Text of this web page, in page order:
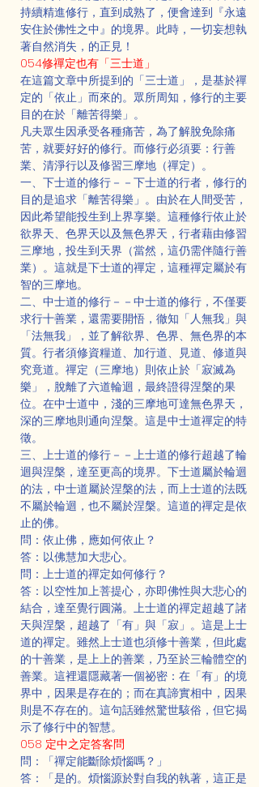
持續精進修行，直到成熟了，便會達到『永遠
安住於佛性之中』的境界。此時，一切妄想執
著自然消失，的正見！
054修禪定也有「三士道」
在這篇文章中所提到的「三士道」，是基於禪
定的「依止」而來的。眾所周知，修行的主要
目的在於「離苦得樂」。
凡夫眾生因承受各種痛苦，為了解脫免除痛
苦，就要好好的修行。而修行必須要：行善
業、清淨行以及修習三摩地（禪定）。
一、下士道的修行－－下士道的行者，修行的
目的是追求「離苦得樂」。由於在人間受苦，
因此希望能投生到上界享樂。這種修行依止於
欲界天、色界天以及無色界天，行者藉由修習
三摩地，投生到天界（當然，這仍需伴隨行善
業）。這就是下士道的禪定，這種禪定屬於有
智的三摩地。
二、中士道的修行－－中士道的修行，不僅要
求行十善業，還需要開悟，徹知「人無我」與
「法無我」，並了解欲界、色界、無色界的本
質。行者須修資糧道、加行道、見道、修道與
究竟道。禪定（三摩地）則依止於「寂滅為
樂」，脫離了六道輪迴，最終證得涅槃的果
位。在中士道中，淺的三摩地可達無色界天，
深的三摩地則通向涅槃。這是中士道禪定的特
徵。
三、上士道的修行－－上士道的修行超越了輪
迴與涅槃，達至更高的境界。下士道屬於輪迴
的法，中士道屬於涅槃的法，而上士道的法既
不屬於輪迴，也不屬於涅槃。這道的禪定是依
止的佛。
問：依止佛，應如何依止？
答：以佛慧加大悲心。
問：上士道的禪定如何修行？
答：以空性加上菩提心，亦即佛性與大悲心的
結合，達至覺行圓滿。上士道的禪定超越了諸
天與涅槃，超越了「有」與「寂」。這是上士
道的禪定。雖然上士道也須修十善業，但此處
的十善業，是上上的善業，乃至於三輪體空的
善業。這裡還隱藏著一個祕密：在「有」的境
界中，因果是存在的；而在真諦實相中，因果
則是不存在的。這句話雖然驚世駭俗，但它揭
示了修行中的智慧。
058 定中之定答客問
問：「禪定能斷除煩惱嗎？」
答：「是的。煩惱源於對自我的執著，這正是